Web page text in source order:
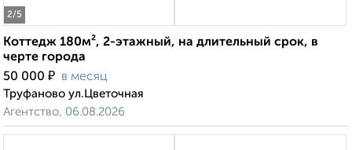
2/5
Коттедж 180м², 2-этажный, на длительный срок, в
черте города
50 000 ₽ в месяц
Труфаново ул.Цветочная
Агентство, 06.08.2026